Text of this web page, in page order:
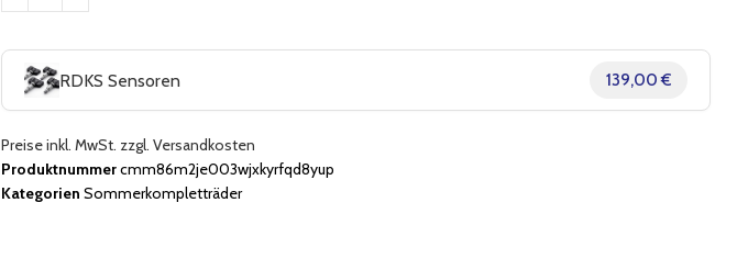
RDKS Sensoren 139,00 €
Preise inkl. MwSt. zzgl. Versandkosten
Produktnummercmm86m2je003wjxkyrfqd8yup
Kategorien Sommerkompletträder